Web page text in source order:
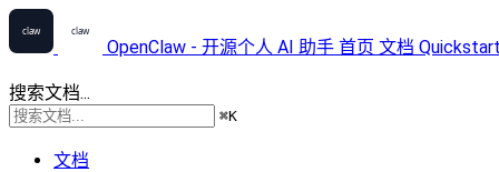
OpenClaw - 开源个人 AI 助手 首页 文档
搜索文档...
⌘K
文档